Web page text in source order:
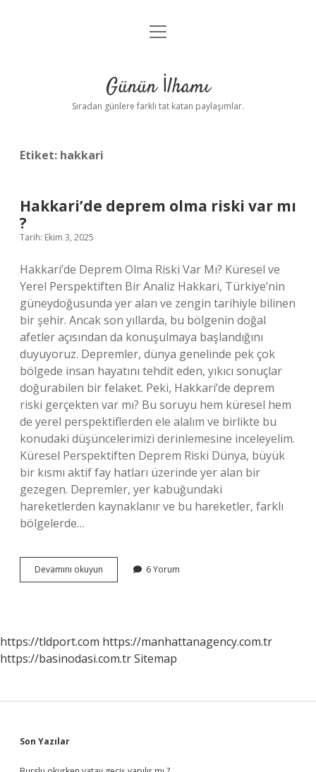
Anasayfa
Yasal Uyarı
menüyü
Günün İlhamı
Sıradan günlere farklı tat katan paylaşımlar.
Etiket: hakkari
Hakkari’de deprem olma riski var mı
?
Tarih: Ekim 3, 2025
Hakkari’de Deprem Olma Riski Var Mı? Küresel ve
Yerel Perspektiften Bir Analiz Hakkari, Türkiye’nin
güneydoğusunda yer alan ve zengin tarihiyle bilinen
bir şehir. Ancak son yıllarda, bu bölgenin doğal
afetler açısından da konuşulmaya başlandığını
duyuyoruz. Depremler, dünya genelinde pek çok
bölgede insan hayatını tehdit eden, yıkıcı sonuçlar
doğurabilen bir felaket. Peki, Hakkari’de deprem
riski gerçekten var mı? Bu soruyu hem küresel hem
de yerel perspektiflerden ele alalım ve birlikte bu
konudaki düşüncelerimizi derinlemesine inceleyelim.
Küresel Perspektiften Deprem Riski Dünya, büyük
bir kısmı aktif fay hatları üzerinde yer alan bir
gezegen. Depremler, yer kabuğundaki
hareketlerden kaynaklanır ve bu hareketler, farklı
bölgelerde…
Devamını okuyun Hakkari’de
deprem
?
6 Yorum
https://tldport.com https://manhattanagency.com.tr
https://basinodasi.com.trSitemap
Sidebar
Son Yazılar